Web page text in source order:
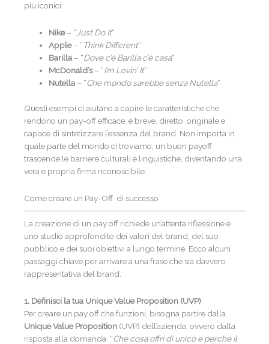
più iconici:
Nike– “ Just Do It“
Apple– “Think Different“
Barilla – “Dove c’è Barilla c’è casa“
McDonald’s– “I’m Lovin’ It“
Nutella – “Che mondo sarebbe senza Nutella“
Questi esempi ci aiutano a capire le caratteristiche che
rendono un pay-off efficace: è breve, diretto, originale e
capace di sintetizzare l’essenza del brand. Non importa in
quale parte del mondo ci troviamo; un buon payoff
trascende le barriere culturali e linguistiche, diventando una
vera e propria firma riconoscibile.
Come creare un Pay-Off di successo
La creazione di un pay off richiede un’attenta riflessione e
uno studio approfondito dei valori del brand, del suo
pubblico e dei suoi obiettivi a lungo termine. Ecco alcuni
passaggi chiave per arrivare a una frase che sia davvero
rappresentativa del brand.
1. Definisci la tua Unique Value Proposition (UVP)
Per creare un pay off che funzioni, bisogna partire dalla
Unique Value Proposition (UVP) dell’azienda, ovvero dalla
risposta alla domanda: “Che cosa offri di unico e perché il